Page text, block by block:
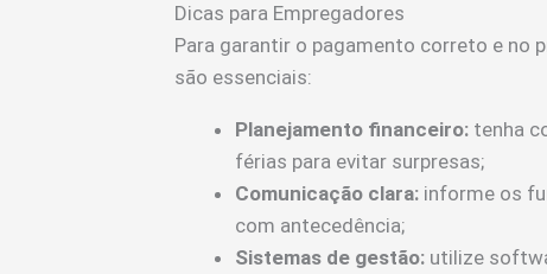
Dicas para Empregadores
Para garantir o pagamento correto e no
são essenciais:
Planejamento financeiro: tenha
férias para evitar surpresas;
Comunicação clara: informe os
com antecedência;
Sistemas de gestão: utilize